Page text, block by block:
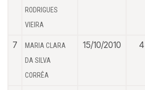
RODRIGUES
VIEIRA
7
MARIA CLARA
DA SILVA
CORRÊA
15/10/2010 4